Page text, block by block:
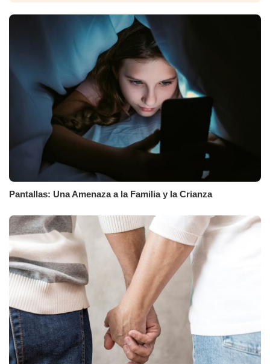
Pantallas: Una Amenaza a la Familia y la Crianza